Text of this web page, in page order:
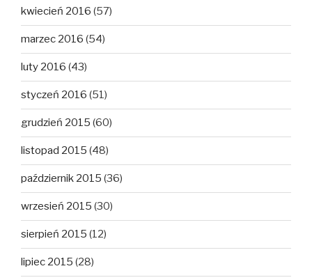
kwiecień 2016 (57)
marzec 2016 (54)
luty 2016 (43)
styczeń 2016 (51)
grudzień 2015 (60)
listopad 2015 (48)
październik 2015 (36)
wrzesień 2015 (30)
sierpień 2015 (12)
lipiec 2015 (28)